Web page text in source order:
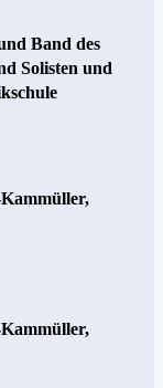
Band des
Solisten und